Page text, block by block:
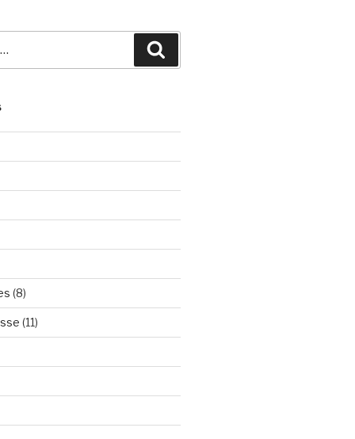
(8)
(11)